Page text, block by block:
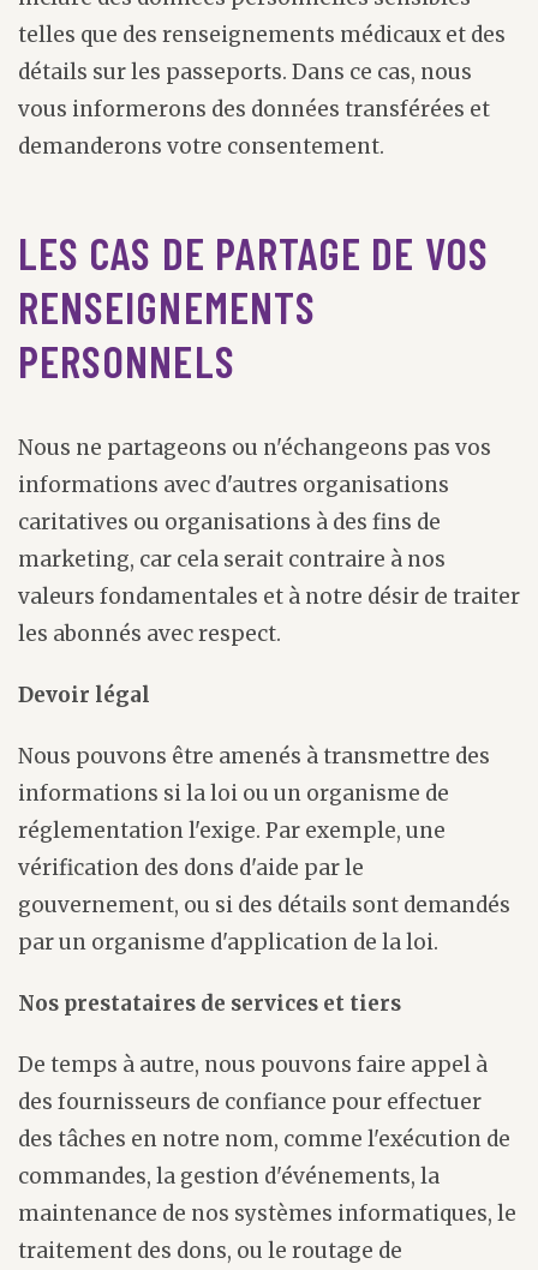
telles que des renseignements médicaux et des
détails sur les passeports. Dans ce cas, nous
vous informerons des données transférées et
demanderons votre consentement.
LES CAS DE PARTAGE DE VOS
RENSEIGNEMENTS
PERSONNELS
Nous ne partageons ou n'échangeons pas vos
informations avec d'autres organisations
caritatives ou organisations à des fins de
marketing, car cela serait contraire à nos
valeurs fondamentales et à notre désir de traiter
les abonnés avec respect.
Devoir légal
Nous pouvons être amenés à transmettre des
informations si la loi ou un organisme de
réglementation l'exige. Par exemple, une
vérification des dons d'aide par le
gouvernement, ou si des détails sont demandés
par un organisme d'application de la loi.
Nos prestataires de services et tiers
De temps à autre, nous pouvons faire appel à
des fournisseurs de confiance pour effectuer
des tâches en notre nom, comme l'exécution de
commandes, la gestion d'événements, la
maintenance de nos systèmes informatiques, le
traitement des dons, ou le routage de